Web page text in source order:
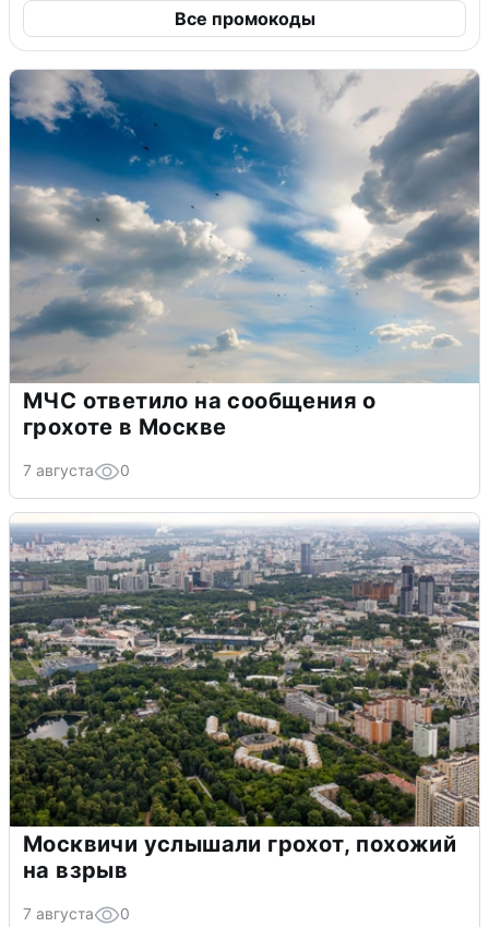
Все промокоды
МЧС ответило на сообщения о
грохоте в Москве
7 августа 0
Москвичи услышали грохот, похожий
на взрыв
7 августа 0